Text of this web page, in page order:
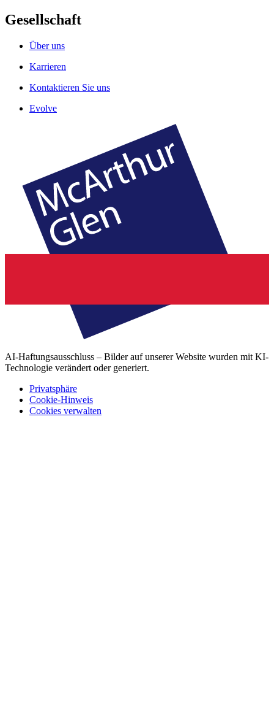
Gesellschaft
Über uns
Karrieren
Kontaktieren Sie uns
Evolve
AI-Haftungsausschluss – Bilder auf unserer Website wurden mit KI-
Technologie verändert oder generiert.
Privatsphäre
Cookie-Hinweis
Cookies verwalten